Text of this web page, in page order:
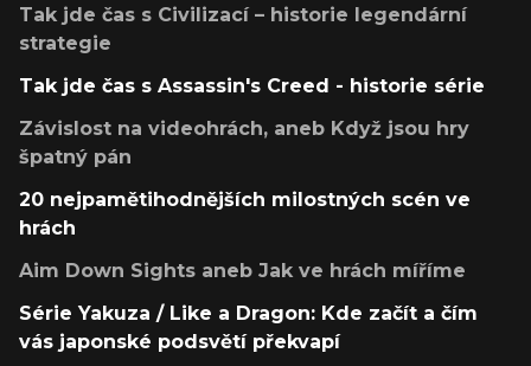
Tak jde čas s Civilizací – historie legendární
strategie
Tak jde čas s Assassin's Creed - historie série
Závislost na videohrách, aneb Když jsou hry
špatný pán
20 nejpamětihodnějších milostných scén ve
hrách
Aim Down Sights aneb Jak ve hrách míříme
Série Yakuza / Like a Dragon: Kde začít a čím
vás japonské podsvětí překvapí